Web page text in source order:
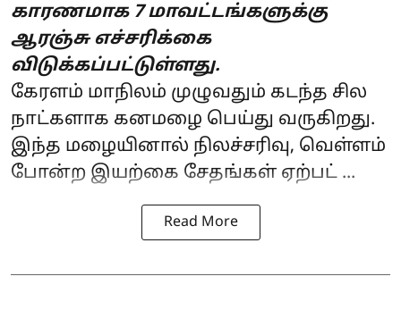
காரணமாக 7 மாவட்டங்களுக்கு
ஆரஞ்சு எச்சரிக்கை
விடுக்கப்பட்டுள்ளது.
கேரளம் மாநிலம் முழுவதும் கடந்த சில
நாட்களாக கனமழை பெய்து வருகிறது.
இந்த மழையினால் நிலச்சரிவு, வெள்ளம்
போன்ற இயற்கை சேதங்கள் ஏற்பட் ...
Read More